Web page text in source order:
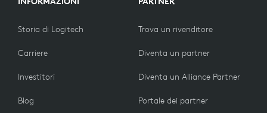
Storia di Logitech
Carriere
Investitori
Blog
Trova un rivenditore
Diventa un partner
Diventa un Alliance Partner
Portale dei partner